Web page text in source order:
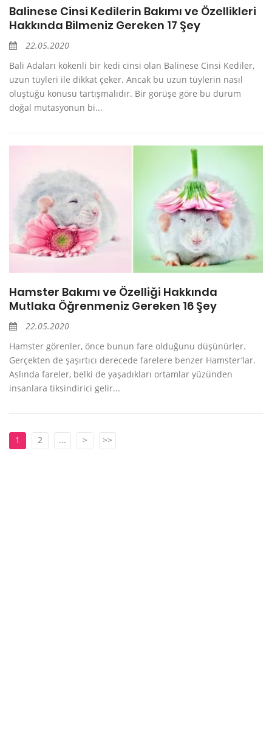
Balinese Cinsi Kedilerin Bakımı ve Özellikleri
Hakkında Bilmeniz Gereken 17 Şey
22.05.2020
Bali Adaları kökenli bir kedi cinsi olan Balinese Cinsi Kediler,
uzun tüyleri ile dikkat çeker. Ancak bu uzun tüylerin nasıl
oluştuğu konusu tartışmalıdır. Bir görüşe göre bu durum
doğal mutasyonun bi...
Hamster Bakımı ve Özelliği Hakkında
Mutlaka Öğrenmeniz Gereken 16 Şey
22.05.2020
Hamster görenler, önce bunun fare olduğunu düşünürler.
Gerçekten de şaşırtıcı derecede farelere benzer Hamster’lar.
Aslında fareler, belki de yaşadıkları ortamlar yüzünden
insanlara tiksindirici gelir...
1 2 ... > >>